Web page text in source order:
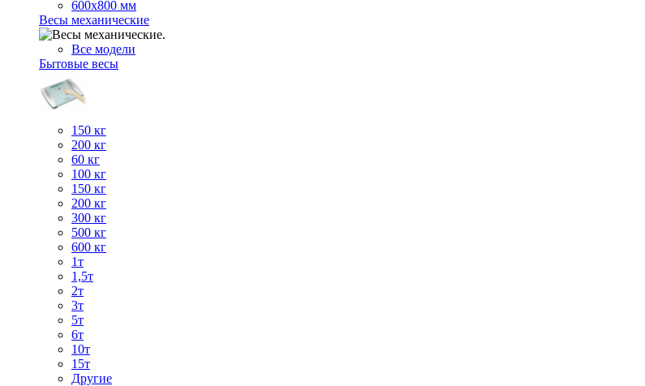
600х800 мм
Весы механические
Все модели
Бытовые весы
150 кг
200 кг
60 кг
100 кг
150 кг
200 кг
300 кг
500 кг
600 кг
1т
1,5т
2т
3т
5т
6т
10т
15т
Другие